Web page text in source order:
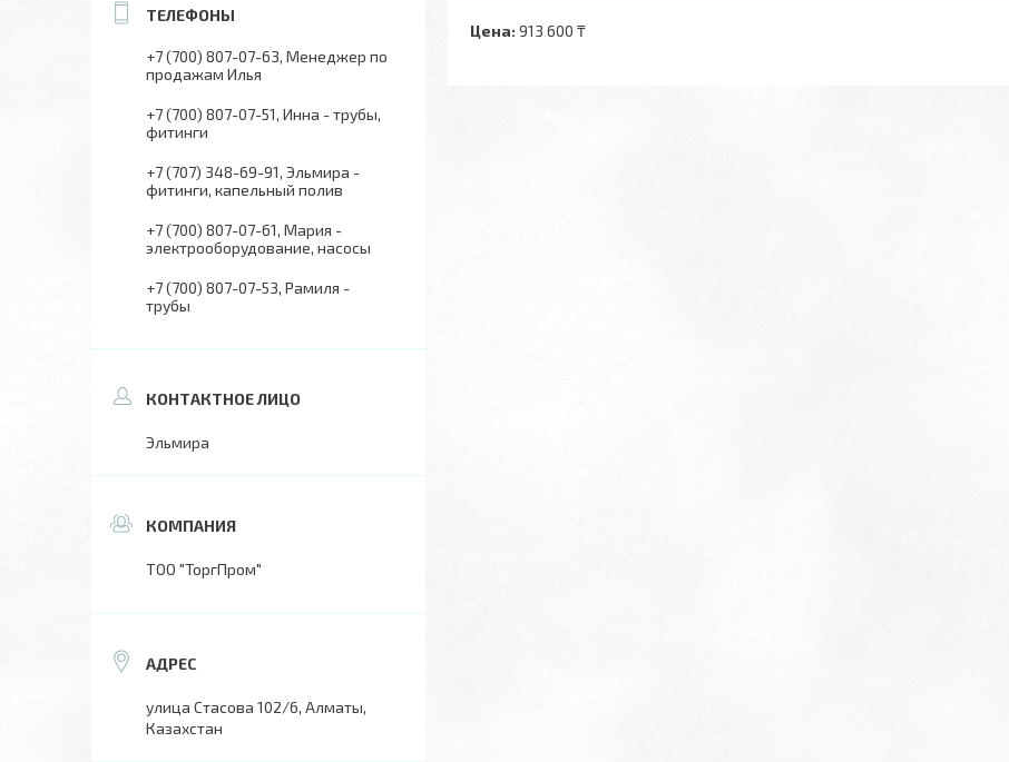
Цена: 913 600 ₸
+7 (700) 807-07-63 Менеджер по
продажам Илья
+7 (700) 807-07-51 Инна - трубы,
фитинги
+7 (707) 348-69-91 Эльмира -
фитинги, капельный полив
+7 (700) 807-07-61 Мария -
электрооборудование, насосы
+7 (700) 807-07-53 Рамиля -
трубы
Эльмира
ТОО "ТоргПром"
улица Стасова 102/6, Алматы,
Казахстан